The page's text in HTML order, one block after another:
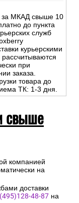
за МКАД свыше 10
до пункта
служб
курьерскими
при
заказа.
товара до
ТК: 1-3 дня.
свыше
компанией
на
доставки
48-87 на